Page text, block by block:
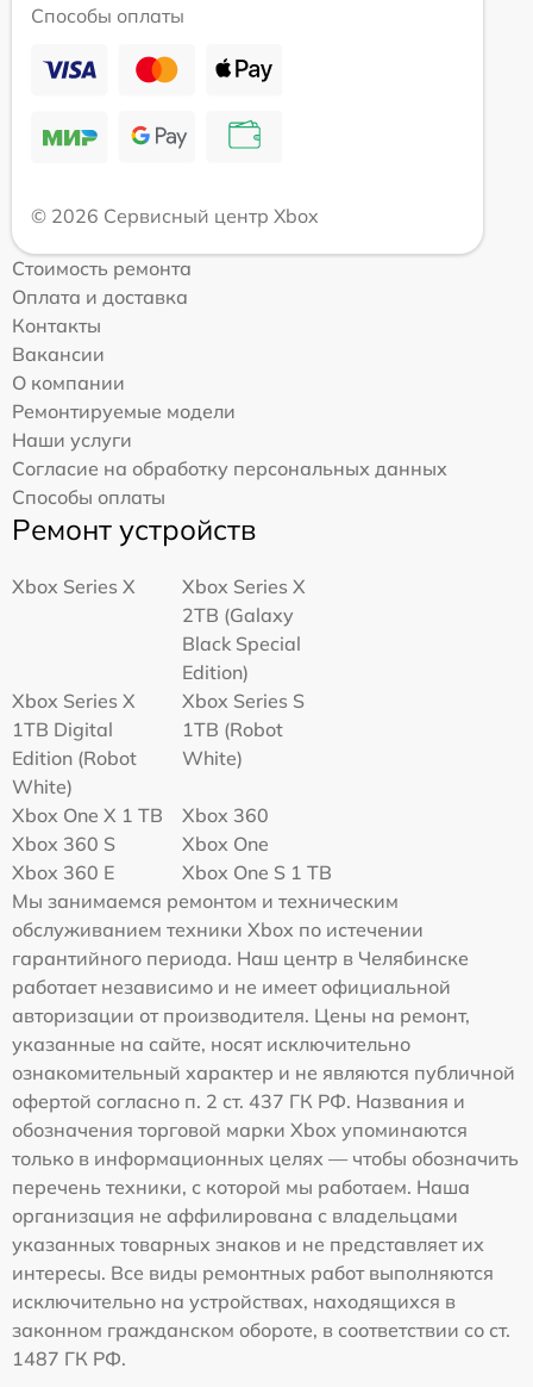
Способы оплаты
© 2026 Сервисный центр Xbox
Стоимость ремонта
Оплата и доставка
Контакты
Вакансии
О компании
Ремонтируемые модели
Наши услуги
Согласие на обработку персональных данных
Способы оплаты
Ремонт устройств
Xbox Series X
Xbox Series X
2TB (Galaxy
Black Special
Edition)
Xbox Series X
1TB Digital
Edition (Robot
White)
Xbox Series S
1TB (Robot
White)
Xbox One X 1 TB
Xbox 360
Xbox 360 S
Xbox One
Xbox 360 E
Xbox One S 1 TB
Мы занимаемся ремонтом и техническим
обслуживанием техники Xbox по истечении
гарантийного периода. Наш центр в Челябинске
работает независимо и не имеет официальной
авторизации от производителя. Цены на ремонт,
указанные на сайте, носят исключительно
ознакомительный характер и не являются публичной
офертой согласно п. 2 ст. 437 ГК РФ. Названия и
обозначения торговой марки Xbox упоминаются
только в информационных целях — чтобы обозначить
перечень техники, с которой мы работаем. Наша
организация не аффилирована с владельцами
указанных товарных знаков и не представляет их
интересы. Все виды ремонтных работ выполняются
исключительно на устройствах, находящихся в
законном гражданском обороте, в соответствии со ст.
1487 ГК РФ.